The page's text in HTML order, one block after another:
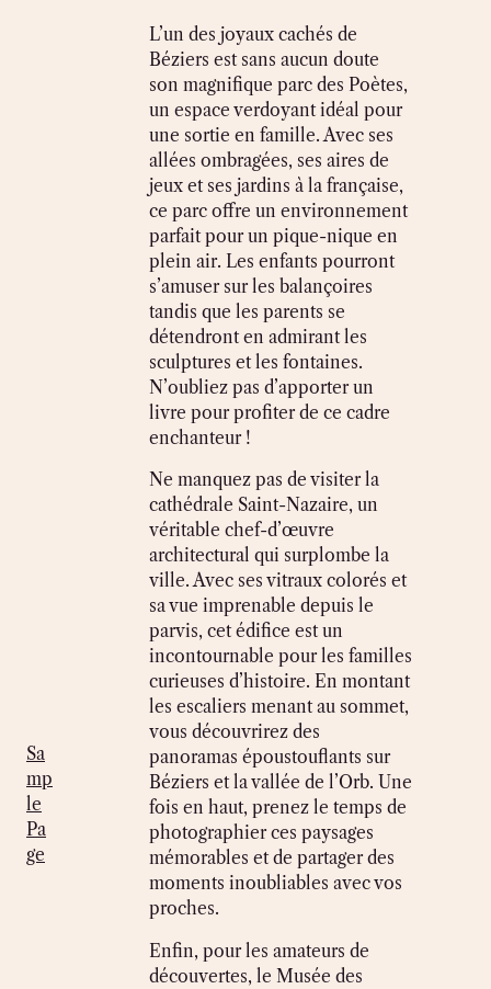
Sa
mp
le
Pa
ge
L’un des joyaux cachés de
Béziers est sans aucun doute
son magnifique parc des Poètes,
un espace verdoyant idéal pour
une sortie en famille. Avec ses
allées ombragées, ses aires de
jeux et ses jardins à la française,
ce parc offre un environnement
parfait pour un pique-nique en
plein air. Les enfants pourront
s’amuser sur les balançoires
tandis que les parents se
détendront en admirant les
sculptures et les fontaines.
N’oubliez pas d’apporter un
livre pour profiter de ce cadre
enchanteur !
Ne manquez pas de visiter la
cathédrale Saint-Nazaire, un
véritable chef-d’œuvre
architectural qui surplombe la
ville. Avec ses vitraux colorés et
sa vue imprenable depuis le
parvis, cet édifice est un
incontournable pour les familles
curieuses d’histoire. En montant
les escaliers menant au sommet,
vous découvrirez des
panoramas époustouflants sur
Béziers et la vallée de l’Orb. Une
fois en haut, prenez le temps de
photographier ces paysages
mémorables et de partager des
moments inoubliables avec vos
proches.
Enfin, pour les amateurs de
découvertes, le Musée des